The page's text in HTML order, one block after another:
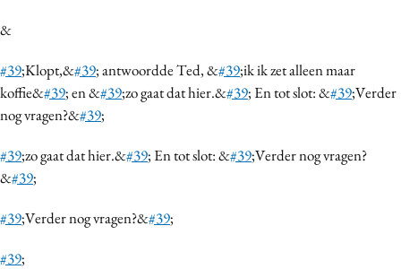
&
#39;Klopt,&#39; antwoordde Ted, &#39;ik ik zet alleen maar
koffie&#39; en &#39;zo gaat dat hier.&#39; En tot slot: &#39;Verder
nog vragen?&#39;
#39;zo gaat dat hier.&#39; En tot slot: &#39;Verder nog vragen?
&#39;
#39;Verder nog vragen?&#39;
#39;